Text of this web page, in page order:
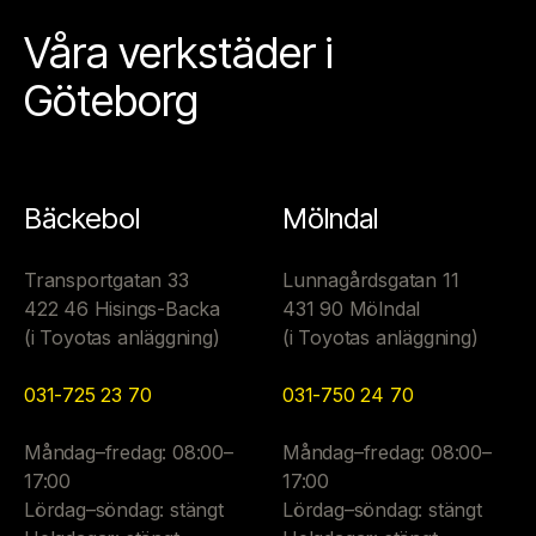
Våra verkstäder i
Göteborg
Bäckebol
Transportgatan 33
422 46 Hisings-Backa
(i Toyotas anläggning)
031-725 23 70
Måndag–fredag: 08:00–
17:00
Lördag–söndag: stängt
Mölndal
Lunnagårdsgatan 11
431 90 Mölndal
(i Toyotas anläggning)
031-750 24 70
Måndag–fredag: 08:00–
17:00
Lördag–söndag: stängt